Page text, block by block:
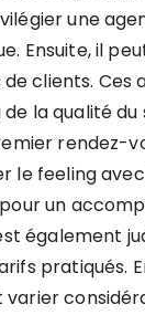
une
Ensuite, il
clients. Ces
la qualité du
rendez-
le feeling
un
également
pratiqués.
varier